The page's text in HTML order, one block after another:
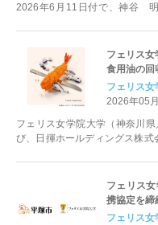
2026年6月11日付で、神谷
フェリス
食用油の
フェリス女
2026年05
フェリス女学院大学（神奈川
び、日揮ホールディングス株式
フェリス
携協定を
フェリス女